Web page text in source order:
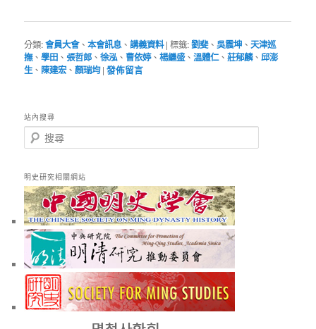
分類:會員大會、本會訊息、講義資料 |標籤:劉斐、吳震坤 、天津巡
撫、學田 、張哲郎 、徐泓、曹依婷、楊繼盛、溫體仁、莊郁麟、邱澎
生、 陳建宏、顏瑞均 |發佈留言
站內搜尋
搜
尋
明史研究相關網站